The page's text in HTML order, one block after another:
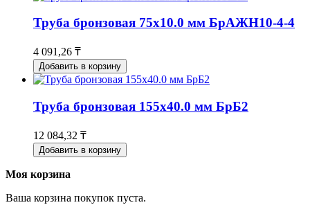
Труба бронзовая 75х10.0 мм БрАЖН10-4-4
4 091,26 ₸
Добавить в корзину
Труба бронзовая 155х40.0 мм БрБ2
12 084,32 ₸
Добавить в корзину
Моя корзина
Ваша корзина покупок пуста.